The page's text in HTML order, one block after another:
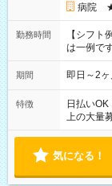
病院 ★
勤務時間
【シフト
は一例で
期間 即日～2
特徴 日払いOK
上の大量
気になる！